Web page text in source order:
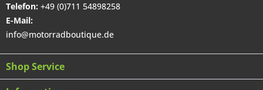
Telefon: +49 (0)711 54898258
E-Mail:
info@motorradboutique.de
Shop Service